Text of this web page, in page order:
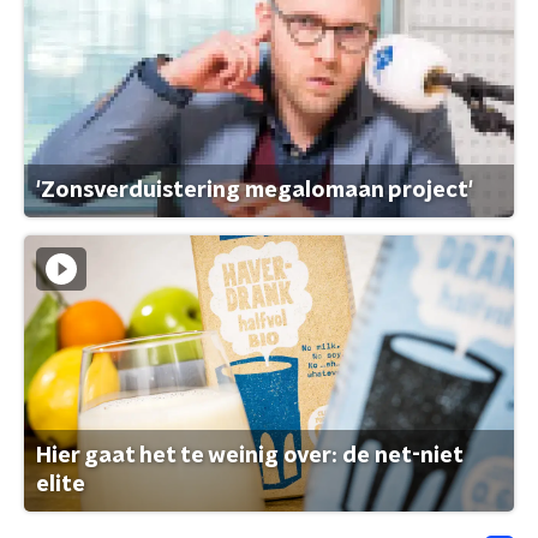
'Zonsverduistering megalomaan project'
Hier gaat het te weinig over: de net-niet
elite